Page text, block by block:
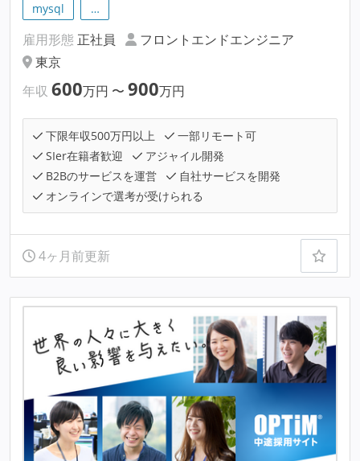
mysql
…
雇用形態 正社員
フロントエンドエンジニア
東京
年収 600万円 〜 900万円
下限年収500万円以上
一部リモート可
SIer在籍者歓迎
アジャイル開発
B2Bのサービスを運営
自社サービスを開発
オンラインで選考が受けられる
4ヶ月前更新